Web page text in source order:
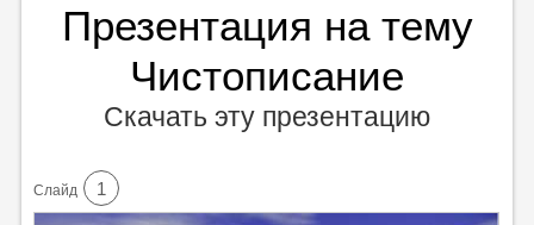
Презентация на тему
Чистописание
Скачать эту презентацию
Cлайд 1